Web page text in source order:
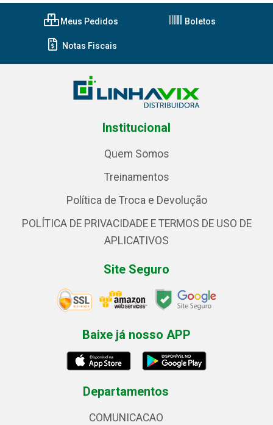
Meus Pedidos Boletos
Notas Fiscais
Institucional
Quem Somos
Treinamentos
Política de Troca e Devolução
POLÍTICA DE PRIVACIDADE E TERMOS DE USO DE
APLICATIVOS
Site Seguro
Baixe já nosso APP
Departamentos
COMUNICACAO